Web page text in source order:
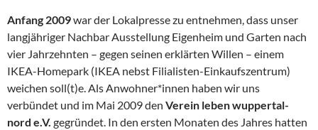
Anfang 2009war der Lokalpresse zu entnehmen, dass unser
langjähriger Nachbar Ausstellung Eigenheim und Garten nach
vier Jahrzehnten – gegen seinen erklärten Willen – einem
IKEA-Homepark (IKEA nebst Filialisten-Einkaufszentrum)
weichen soll(t)e. Als Anwohner*innen haben wir uns
verbündet und im Mai 2009 den Verein leben wuppertal-
nord e.V. gegründet. In den ersten Monaten des Jahres hatten